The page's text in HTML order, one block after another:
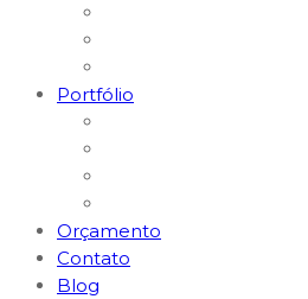
Portfólio
Orçamento
Contato
Blog